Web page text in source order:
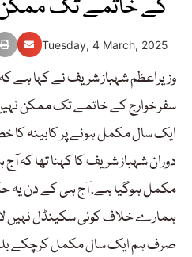
کے خاتمے تک ممکن
Tuesday, 4 March, 2025
وزیراعظم شہباز شریف نے کہا ہے
سفر خوارج کے خاتمے تک ممکن
ایک سال مکمل ہونے پر کابینہ
دوران شہباز شریف کا کہنا تھا کہ
مکمل ہوگیا ہے، آج ہی کے دن یہ
ہمارے خلاف کوئی سکینڈل نہیں
صرف ہم ایک سال مکمل کرچکے